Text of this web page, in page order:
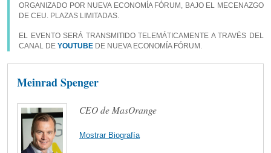
ORGANIZADO POR NUEVA ECONOMÍA FÓRUM, BAJO EL MECENAZGO
DE CEU. PLAZAS LIMITADAS.
EL EVENTO SERÁ TRANSMITIDO TELEMÁTICAMENTE A TRAVÉS DEL
CANAL DE YOUTUBE DE NUEVA ECONOMÍA FÓRUM.
Meinrad Spenger
CEO de MasOrange
Mostrar Biografía